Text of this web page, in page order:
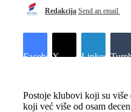
Redakcija Send an email
Facebook
X LinkedIn
Postoje klubovi koji su više
koji već više od osam